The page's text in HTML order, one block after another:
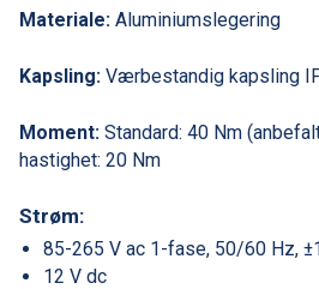
Materiale: Aluminiumslegering
Kapsling: Værbestandig kapsling
Moment: Standard: 40 Nm
hastighet: 20 Nm
Strøm:
85-265 V ac 1-fase, 50/60 Hz,
12 V dc